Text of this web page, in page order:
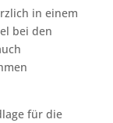
in einem
bei den
für die